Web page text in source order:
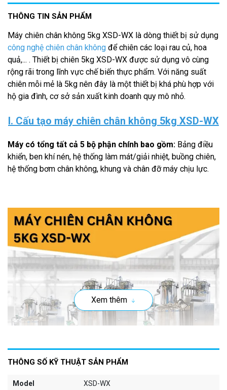
THÔNG TIN SẢN PHẨM
Máy chiên chân không 5kg XSD-WX là dòng thiết bị sử dụng
công nghệ chiên chân không để chiên các loại rau củ, hoa
quả,... . Thiết bị chiên 5kg XSD-WX được sử dụng vô cùng
rộng rãi trong lĩnh vực chế biến thực phẩm. Với năng suất
chiên mỗi mẻ là 5kg nên đây là một thiết bị khá phù hợp với
hộ gia đình, cơ sở sản xuất kinh doanh quy mô nhỏ.
I. Cấu tạo máy chiên chân không 5kg XSD-WX
Máy có tổng tất cả 5 bộ phận chính bao gồm: Bảng điều
khiển, ben khí nén, hệ thống làm mát/giải nhiệt, buồng chiên,
hệ thống bơm chân không, khung và chân đỡ máy chịu lực.
Chi tiết các bộ phận cấu tạo như sau:
Xem thêm
THÔNG SỐ KỸ THUẬT SẢN PHẨM
Model XSD-WX